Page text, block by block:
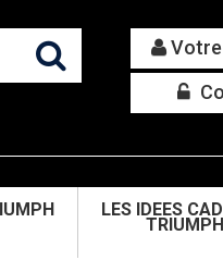
LES IDEES
TRIUMPH